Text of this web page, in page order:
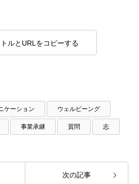
ルとURLをコピーする
ケーション ウェルビーング
事業承継 質問 志
次の記事